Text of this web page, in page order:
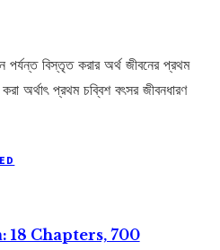
পর্যন্ত বিস্তৃত করার অর্থ জীবনের প্রথম
অর্থাৎ প্রথম চব্বিশ বৎসর জীবনধারণ
18 Chapters, 700